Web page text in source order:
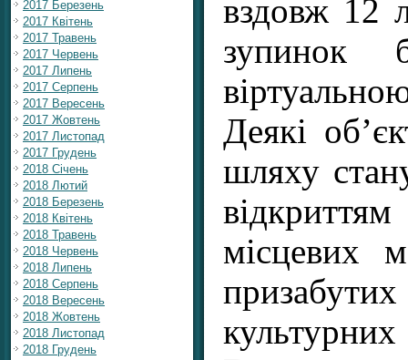
2017 Березень
2017 Квітень
2017 Травень
2017 Червень
2017 Липень
2017 Серпень
2017 Вересень
2017 Жовтень
2017 Листопад
2017 Грудень
2018 Січень
2018 Лютий
2018 Березень
2018 Квітень
2018 Травень
2018 Червень
2018 Липень
2018 Серпень
2018 Вересень
2018 Жовтень
2018 Листопад
2018 Грудень
вздовж 12
зупинок
Деякі
шляху
місцевих